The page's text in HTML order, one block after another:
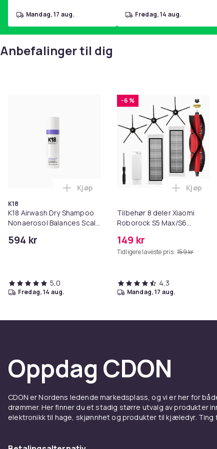
mandag, 17 aug. fredag, 14 aug.
Anbefalinger til dig
K18
K18 Airwash Dry Shampoo
Nonaerosol Balances Scalp
594 kr
Legg K18 Airwash Dry Shampoo
Kjøp
5,0
fredag, 14 aug.
-6 %
Tilbehør 8 deler Xiaomi
Roborock S5 Max/S6
MAXV/S50/S51/S55/S5/S60/
149 kr
Tidligere laveste pris: 159 kr
Legg
Kjøp
4,3
mandag, 17 aug.
Oppdag CDON
CDON er Nordens ledende markedsplass, og vi er her for
drømmer. Her finner du et stadig større utvalg av produkter
elektronikk til hage, skjønnhet og produkter til kjæledyr.